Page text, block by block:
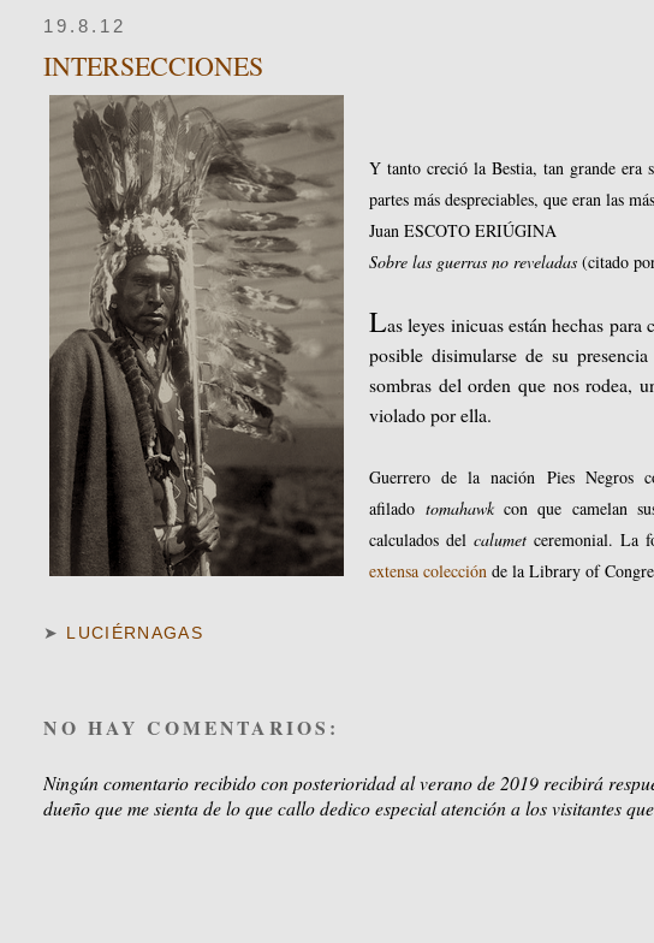
19.8.12
INTERSECCIONES
Y tanto creció la Bestia, tan grande era
partes más despreciables, que eran las
Juan ESCOTO ERIÚGINA
Sobre las guerras no reveladas(citado
Las leyes inicuas están hechas
posible disimularse de su
sombras del orden que nos rodea,
violado por ella.
Guerrero de la nación Pies Negros
afiladotomahawkcon que camelan
calculados delcalumet ceremonial. La
extensa colección de la Library of
➤ LUCIÉRNAGAS
NO HAY COMENTARIOS:
Ningún comentario recibido con posterioridad al verano de 2019 recibirá
dueño que me sienta de lo que callo dedico especial atención a los visitantes